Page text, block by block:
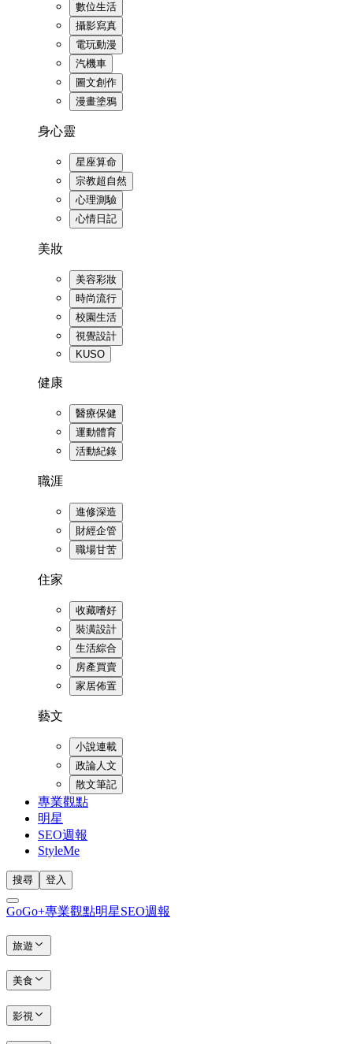
數位生活
攝影寫真
電玩動漫
汽機車
圖文創作
漫畫塗鴉
身心靈
星座算命
宗教超自然
心理測驗
心情日記
美妝
美容彩妝
時尚流行
校園生活
視覺設計
KUSO
健康
醫療保健
運動體育
活動紀錄
職涯
進修深造
財經企管
職場甘苦
住家
收藏嗜好
裝潢設計
生活綜合
房產買賣
家居佈置
藝文
小說連載
政論人文
散文筆記
專業觀點
明星
SEO週報
StyleMe
搜尋 登入
GoGo+專業觀點明星SEO週報
旅遊
美食
影視